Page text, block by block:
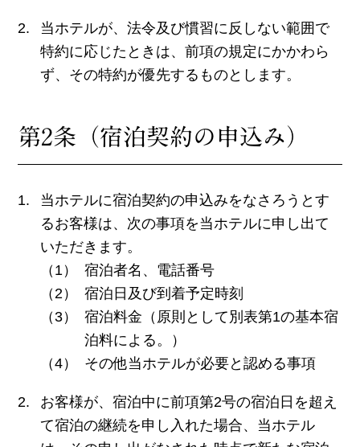
当ホテルが、法令及び慣習に反しない範囲で
特約に応じたときは、前項の規定にかかわら
ず、その特約が優先するものとします。
第2条（宿泊契約の申込み）
当ホテルに宿泊契約の申込みをなさろうとす
るお客様は、次の事項を当ホテルに申し出て
いただきます。
宿泊者名、電話番号
宿泊日及び到着予定時刻
宿泊料金（原則として別表第1の基本宿
泊料による。）
その他当ホテルが必要と認める事項
お客様が、宿泊中に前項第2号の宿泊日を超え
て宿泊の継続を申し入れた場合、当ホテル